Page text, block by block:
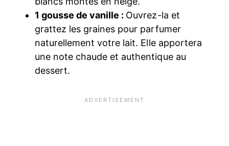
1 gousse de vanille : Ouvrez-la et
grattez les graines pour parfumer
naturellement votre lait. Elle apportera
une note chaude et authentique au
dessert.